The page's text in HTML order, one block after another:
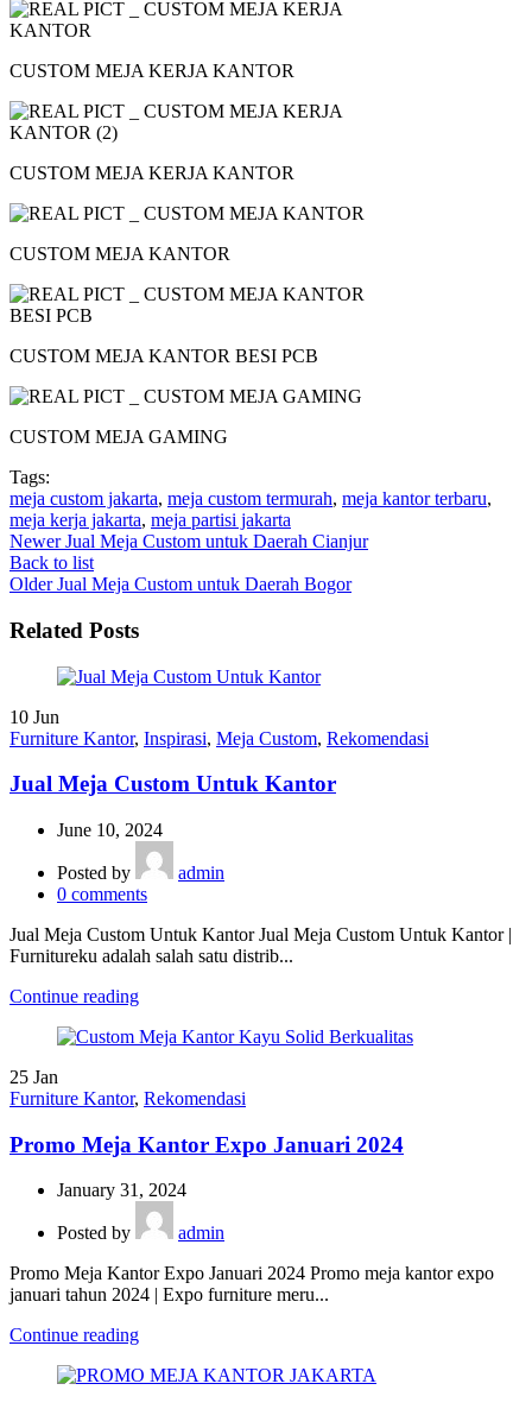
CUSTOM MEJA KERJA KANTOR
CUSTOM MEJA KERJA KANTOR
CUSTOM MEJA KANTOR
CUSTOM MEJA KANTOR BESI PCB
CUSTOM MEJA GAMING
Tags:
meja custom jakarta, meja custom termurah, meja kantor terbaru,
meja kerja jakarta, meja partisi jakarta
Newer Jual Meja Custom untuk Daerah Cianjur
Back to list
Older Jual Meja Custom untuk Daerah Bogor
Related Posts
10 Jun
Furniture Kantor, Inspirasi, Meja Custom, Rekomendasi
Jual Meja Custom Untuk Kantor
June 10, 2024
Posted by
admin
0 comments
Jual Meja Custom Untuk Kantor Jual Meja Custom Untuk Kantor |
Furnitureku adalah salah satu distrib...
Continue reading
25 Jan
Furniture Kantor, Rekomendasi
Promo Meja Kantor Expo Januari 2024
January 31, 2024
Posted by
admin
Promo Meja Kantor Expo Januari 2024 Promo meja kantor expo
januari tahun 2024 | Expo furniture meru...
Continue reading